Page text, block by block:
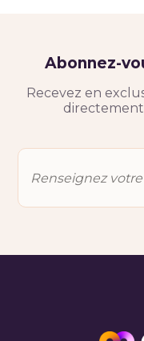
Abonnez-
Recevez en
directement